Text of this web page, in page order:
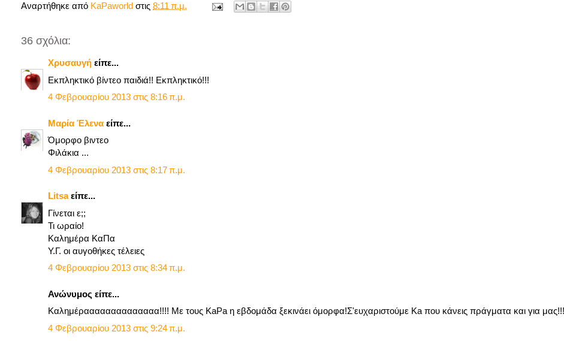
Αναρτήθηκε από KaPaworld στις 8:11 π.μ.
36 σχόλια:
Χρυσαυγή είπε...
Εκπληκτικό βίντεο παιδιά!! Εκπληκτικό!!!
4 Φεβρουαρίου 2013 στις 8:16 π.μ.
Μαρία Έλενα είπε...
Όμορφο βιντεο
Φιλάκια ...
4 Φεβρουαρίου 2013 στις 8:17 π.μ.
Litsaείπε...
Γίνεται ε;;
Τι ωραίο!
Καλημέρα ΚαΠα
Υ.Γ. οι αυγοθήκες τέλειες
4 Φεβρουαρίου 2013 στις 8:34 π.μ.
Ανώνυμος είπε...
Καλημέραααααααααααααα!!!! Με τους KaPa η εβδομάδα ξεκινάει όμορφα!Σ'ευχαριστούμε Ka που κάνεις πράγματα και για μας!!!
4 Φεβρουαρίου 2013 στις 9:24 π.μ.